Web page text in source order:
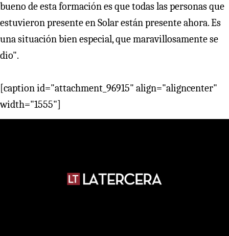
bueno de esta formación es que todas las personas que
estuvieron presente en Solar están presente ahora. Es
una situación bien especial, que maravillosamente se
dio".
[caption id="attachment_96915" align="aligncenter"
width="1555"]